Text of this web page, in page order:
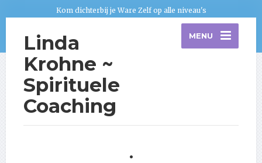
Kom dichterbij je Ware Zelf op alle niveau's
Linda
Krohne ~
Spirituele
Coaching
MENU
.